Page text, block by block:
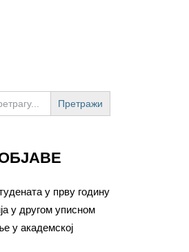
у прву годину
у другом уписном
у академској